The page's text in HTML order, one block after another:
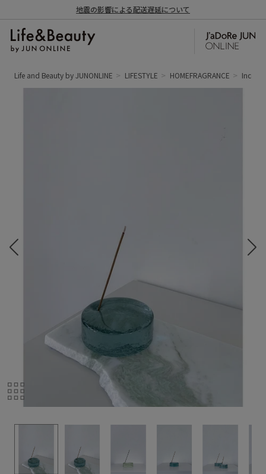
地震の影響による配送遅延について
Life and Beauty by JUNONLINE LIFESTYLE HOMEFRAGRANCE